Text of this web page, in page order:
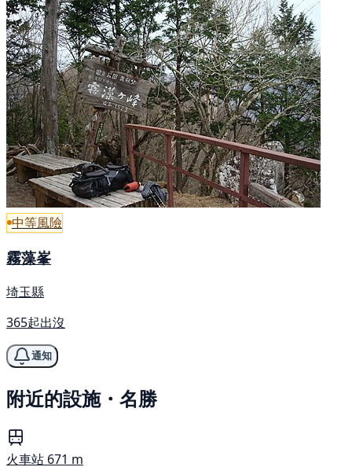
中等風險
霧藻峯
埼玉縣
365起出沒
通知
附近的設施・名勝
火車站 671 m